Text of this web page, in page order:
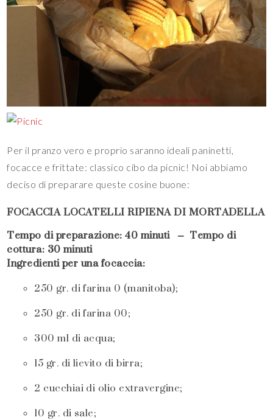
Per il pranzo vero e proprio saranno ideali paninetti,
focacce e frittate: classico cibo da picnic! Noi abbiamo
deciso di preparare queste cosine buone:
FOCACCIA LOCATELLI RIPIENA DI MORTADELLA
Tempo di preparazione: 40 minuti – Tempo di
cottura: 30 minuti
Ingredienti per una focaccia:
250 gr. di farina 0 (manitoba);
250 gr. di farina 00;
300 ml di acqua;
15 gr. di lievito di birra;
2 cucchiai di olio extravergine;
10 gr. di sale;